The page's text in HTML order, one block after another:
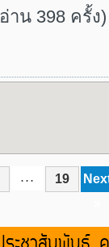
าน 398 ครั้ง)
. . . 19